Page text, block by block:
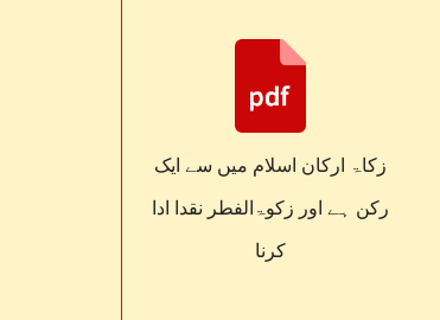
زکاۃ ارکان اسلام میں سے ایک
رکن ہے اور زکوۃالفطر نقدا ادا
کرنا